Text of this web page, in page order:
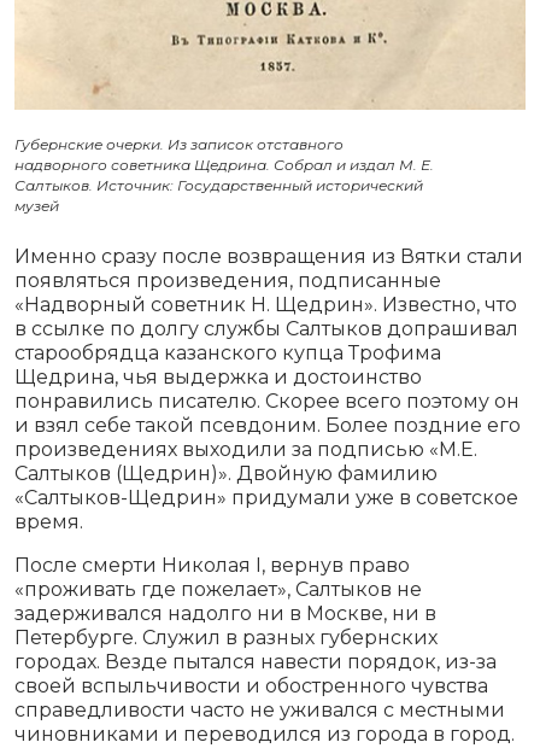
Губернские очерки. Из записок отставного
надворного советника Щедрина. Собрал и издал М. Е.
Салтыков. Источник: Государственный исторический
музей
Именно сразу после возвращения из Вятки стали
появляться произведения, подписанные
«Надворный советник Н. Щедрин». Известно, что
в ссылке по долгу службы Салтыков допрашивал
старообрядца казанского купца Трофима
Щедрина, чья выдержка и достоинство
понравились писателю. Скорее всего поэтому он
и взял себе такой псевдоним. Более поздние его
произведениях выходили за подписью «М.Е.
Салтыков (Щедрин)». Двойную фамилию
«Салтыков-Щедрин» придумали уже в советское
время.
После смерти Николая I, вернув право
«проживать где пожелает», Салтыков не
задерживался надолго ни в Москве, ни в
Петербурге. Служил в разных губернских
городах. Везде пытался навести порядок, из-за
своей вспыльчивости и обостренного чувства
справедливости часто не уживался с местными
чиновниками и переводился из города в город.